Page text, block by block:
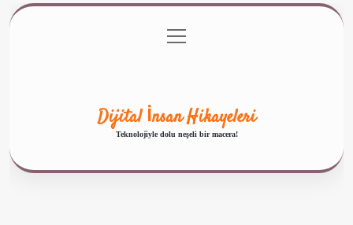
Gizlilik Politikası
menüyü
aç
Dijital İnsan Hikayeleri
Teknolojiyle dolu neşeli bir macera!